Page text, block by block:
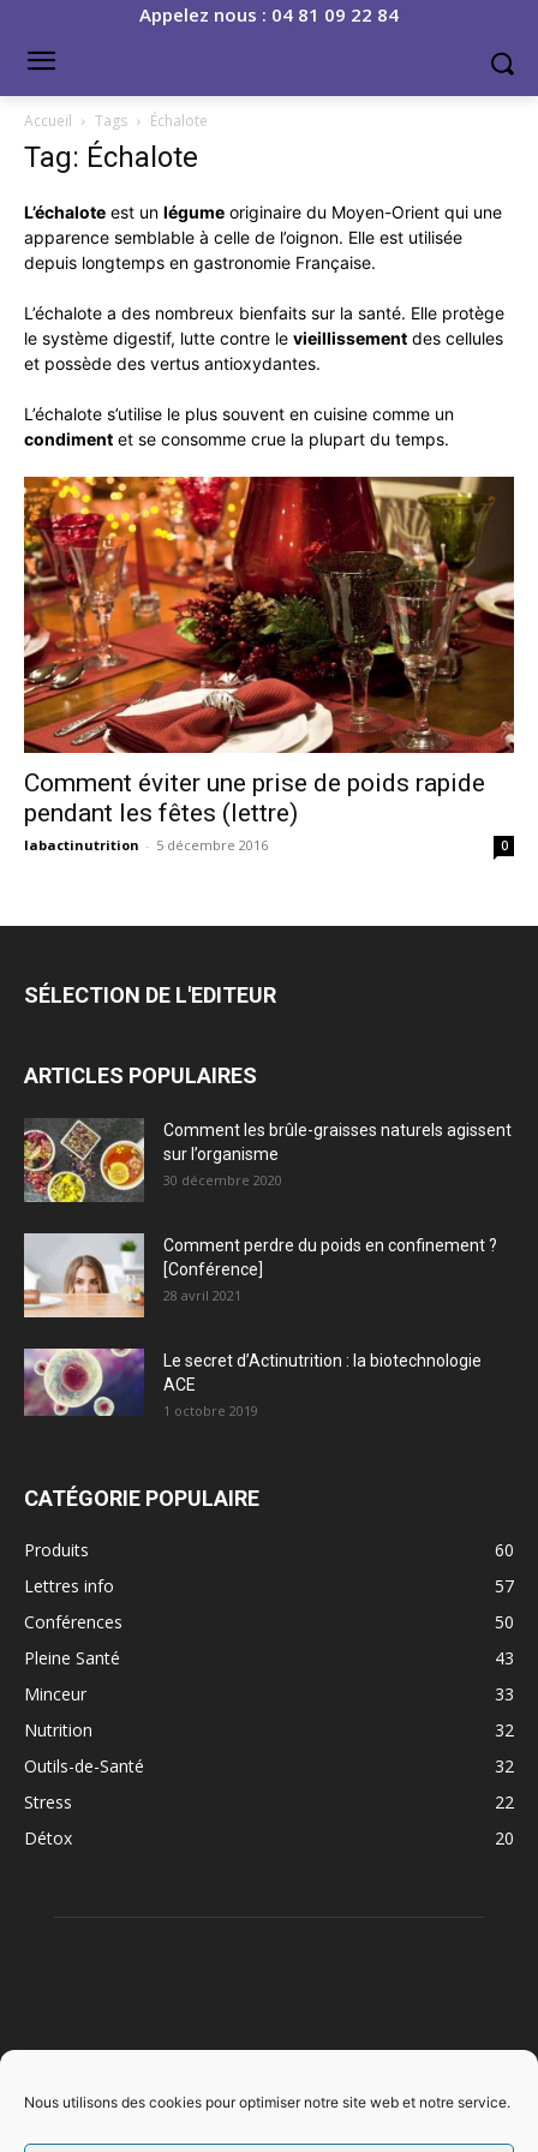
Nous utilisons des cookies pour optimiser notre site web et notre service.
Appelez nous : 04 81 09 22 84
Accueil Tags Échalote
Tag: Échalote
L’échalote est un légume originaire du Moyen-Orient qui une
apparence semblable à celle de l’oignon. Elle est utilisée
depuis longtemps en gastronomie Française.
L’échalote a des nombreux bienfaits sur la santé. Elle protège
le système digestif, lutte contre le vieillissement des cellules
et possède des vertus antioxydantes.
L’échalote s’utilise le plus souvent en cuisine comme un
condiment et se consomme crue la plupart du temps.
Comment éviter une prise de poids rapide
pendant les fêtes (lettre)
labactinutrition - 5 décembre 2016 0
SÉLECTION DE L'EDITEUR
ARTICLES POPULAIRES
Comment les brûle-graisses naturels agissent
sur l’organisme
30 décembre 2020
Comment perdre du poids en confinement ?
[Conférence]
28 avril 2021
Le secret d’Actinutrition : la biotechnologie
ACE
1 octobre 2019
CATÉGORIE POPULAIRE
Produits
60
Lettres info
57
Conférences
50
Pleine Santé
43
Minceur
33
Nutrition
32
Outils-de-Santé
32
Stress
22
Détox
20